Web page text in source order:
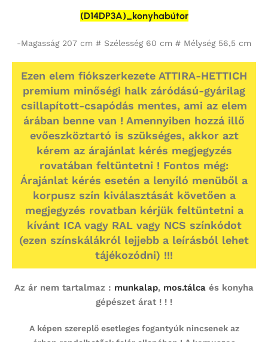
(D14DP3A)_konyhabútor
-Magasság 207 cm # Szélesség 60 cm # Mélység 56,5 cm
Ezen elem fiókszerkezete ATTIRA-HETTICH
premium minőségi halk záródású-gyárilag
csillapított-csapódás mentes, ami az elem
árában benne van ! Amennyiben hozzá illő
evőeszköztartó is szükséges, akkor azt
kérem az árajánlat kérés megjegyzés
rovatában feltüntetni ! Fontos még:
Árajánlat kérés esetén a lenyíló menüből a
korpusz szín kiválasztását követően a
megjegyzés rovatban kérjük feltüntetni a
kívánt ICA vagy RAL vagy NCS színkódot
(ezen színskálákról lejjebb a leírásból lehet
tájékozódni) !!!
Az ár nem tartalmaz : munkalap, mos.tálca és konyha
gépészet árat ! ! !
A képen szereplő esetleges fogantyúk nincsenek az